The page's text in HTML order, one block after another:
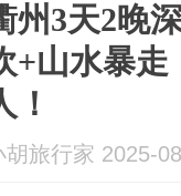
州3天2晚
+山水暴走
！
胡旅行家 2025-